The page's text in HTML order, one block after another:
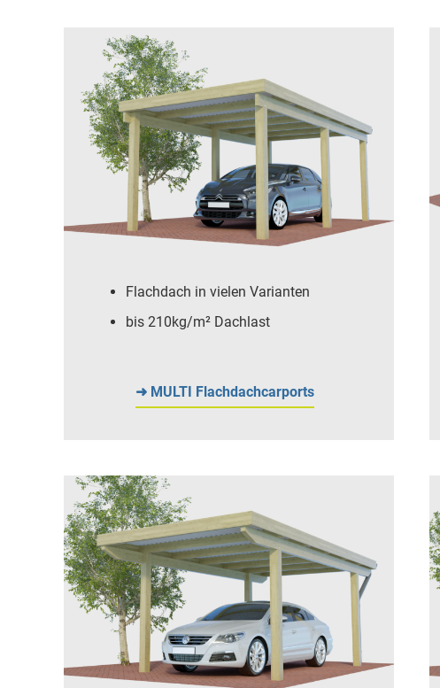
Flachdach in vielen Varianten
bis 210kg/m² Dachlast
➜ MULTI Flachdachcarports